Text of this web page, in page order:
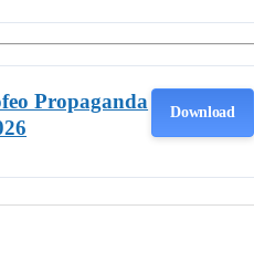
Propaganda
Download